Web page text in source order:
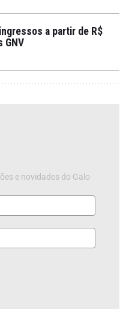
a partir de R$
GNV
e novidades do Galo